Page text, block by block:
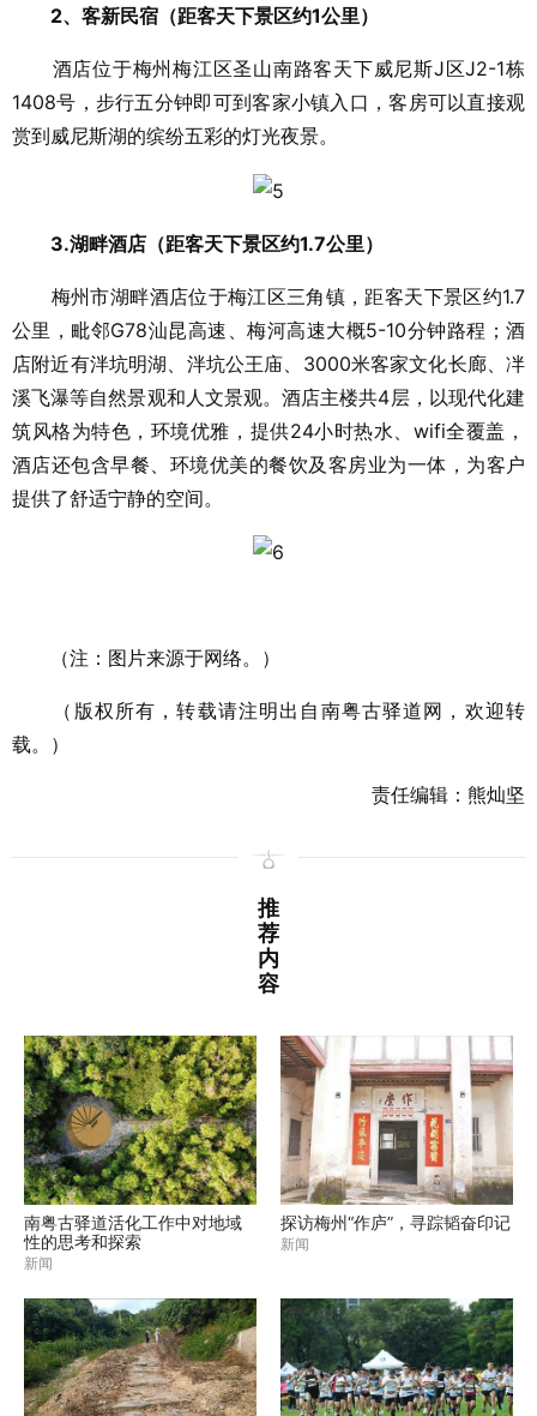
2、客新民宿（距客天下景区约1公里）
酒店位于梅州梅江区圣山南路客天下威尼斯J区J2-1栋
1408号，步行五分钟即可到客家小镇入口，客房可以直接观
赏到威尼斯湖的缤纷五彩的灯光夜景。
3.湖畔酒店（距客天下景区约1.7公里）
梅州市湖畔酒店位于梅江区三角镇，距客天下景区约1.7
公里，毗邻G78汕昆高速、梅河高速大概5-10分钟路程；酒
店附近有泮坑明湖、泮坑公王庙、3000米客家文化长廊、冸
溪飞瀑等自然景观和人文景观。酒店主楼共4层，以现代化建
筑风格为特色，环境优雅，提供24小时热水、wifi全覆盖，
酒店还包含早餐、环境优美的餐饮及客房业为一体，为客户
提供了舒适宁静的空间。
（注：图片来源于网络。）
（版权所有，转载请注明出自南粤古驿道网，欢迎转
载。）
责任编辑：熊灿坚
推
荐
内
容
南粤古驿道活化工作中对地域
性的思考和探索
新闻
探访梅州“作庐”，寻踪韬奋印记
新闻